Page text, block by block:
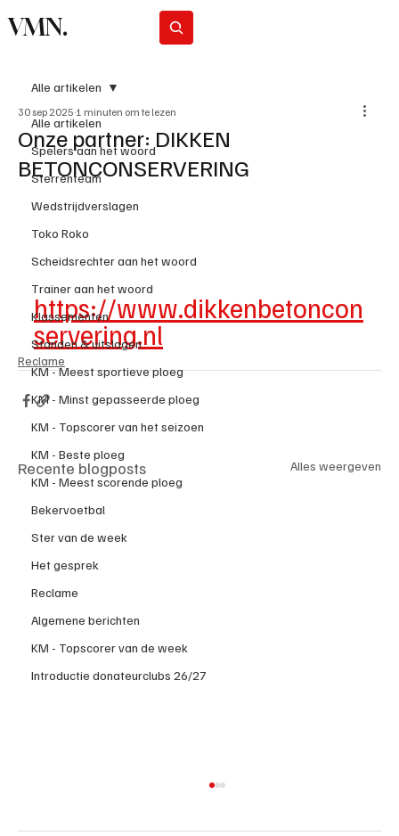
VMN.
Alle artikelen
Spelers aan het woord
Sterrenteam
Wedstrijdverslagen
Toko Roko
Scheidsrechter aan het woord
Trainer aan het woord
Klassementen
Standen & uitslagen
KM - Meest sportieve ploeg
KM - Minst gepasseerde ploeg
KM - Topscorer van het seizoen
KM - Beste ploeg
KM - Meest scorende ploeg
Bekervoetbal
Ster van de week
Het gesprek
Reclame
Algemene berichten
KM - Topscorer van de week
Introductie donateurclubs 26/27
Alle artikelen
Onze partner: DIKKEN
BETONCONSERVERING
30 sep 2025 1 minuten om te lezen
https://www.dikkenbetoncon
servering.nl
Reclame
Recente blogposts Alles weergeven